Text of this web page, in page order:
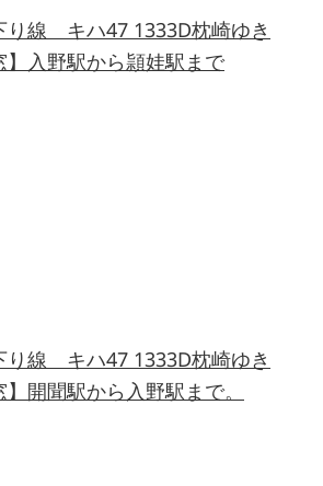
り線 キハ47 1333D枕崎ゆき
】入野駅から頴娃駅まで
り線 キハ47 1333D枕崎ゆき
開聞駅から入野駅まで。